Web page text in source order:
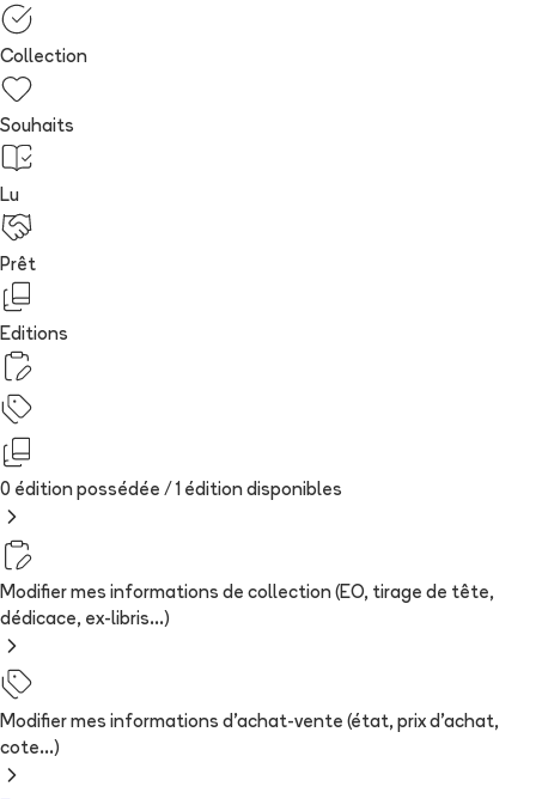
Collection
Souhaits
Lu
Prêt
Editions
0 édition possédée / 1 édition disponibles
Modifier mes informations de collection (EO, tirage de tête,
dédicace, ex-libris...)
Modifier mes informations d'achat-vente (état, prix d'achat,
cote...)